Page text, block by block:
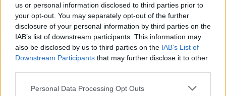
us or personal information disclosed to third parties prior to
your opt-out. You may separately opt-out of the further
disclosure of your personal information by third parties on the
IAB’s list of downstream participants. This information may
also be disclosed by us to third parties on the IAB’s List of
Downstream Participants that may further disclose it to other
Personal Data Processing Opt Outs